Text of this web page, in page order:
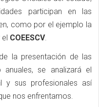
participan en las
como por el ejemplo la
COEESCV.
la presentación de las
se analizará el
y sus profesionales así
nos enfrentamos.